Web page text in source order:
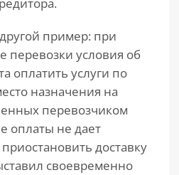
пример: при
перевозки условия об
оплатить услуги по
назначения на
перевозчиком
оплаты не дает
доставку
своевременно